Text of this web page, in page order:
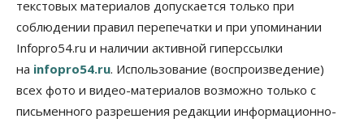
05 Августа 2026, 15:00
Власть Финансы
Криптовалюта в России официально стала
имуществом
05 Августа 2026, 14:00
текстовых материалов допускается только при
соблюдении правил перепечатки и при упоминании
Infopro54.ru и наличии активной гиперссылки
на infopro54.ru. Использование (воспроизведение)
всех фото и видео-материалов возможно только с
письменного разрешения редакции информационно-